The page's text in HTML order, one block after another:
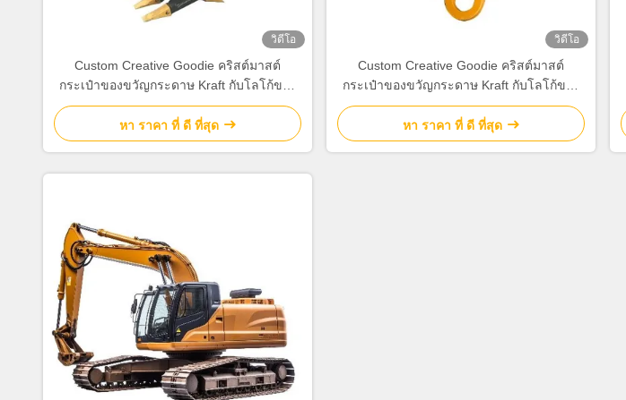
วิดีโอ
Custom Creative Goodie คริสต์มาสต์
กระเป๋าของขวัญกระดาษ Kraft กับโลโก้ของ
คุณเองสําหรับ Xmas การตกแต่งปาร์ตี้
หา ราคา ที่ ดี ที่สุด
วิดีโอ
Custom Creative Goodie คริสต์มาสต์
กระเป๋าของขวัญกระดาษ Kraft กับโลโก้ของ
คุณเองสําหรับ Xmas การตกแต่งปาร์ตี้
หา ราคา ที่ ดี ที่สุด